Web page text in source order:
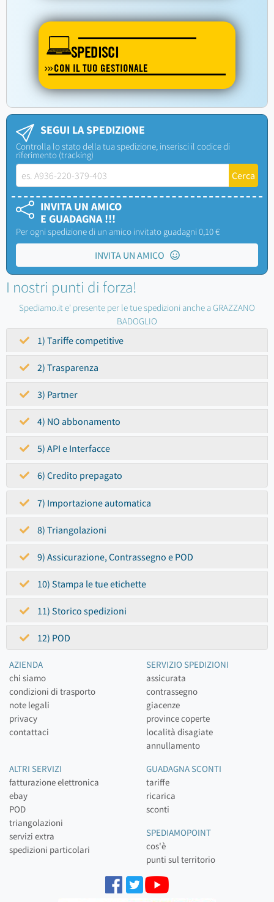
SPEDISCI
CON IL TUO GESTIONALE
SEGUI LA SPEDIZIONE
Controlla lo stato della tua spedizione, inserisci il codice di
riferimento (tracking)
INVITA UN AMICO
E GUADAGNA !!!
Per ogni spedizione di un amico invitato guadagni 0,10 €
INVITA UN AMICO
I nostri punti di forza!
Spediamo.it e' presente per le tue spedizioni anche a GRAZZANO
BADOGLIO
1) Tariffe competitive
2) Trasparenza
3) Partner
4) NO abbonamento
5) API e Interfacce
6) Credito prepagato
7) Importazione automatica
8) Triangolazioni
9) Assicurazione, Contrassegno e POD
10) Stampa le tue etichette
11) Storico spedizioni
12) POD
AZIENDA
chi siamo
condizioni di trasporto
note legali
privacy
contattaci
SERVIZIO SPEDIZIONI
assicurata
contrassegno
giacenze
province coperte
località disagiate
annullamento
ALTRI SERVIZI
fatturazione elettronica
ebay
POD
triangolazioni
servizi extra
spedizioni particolari
GUADAGNA SCONTI
tariffe
ricarica
sconti
SPEDIAMOPOINT
cos'è
punti sul territorio